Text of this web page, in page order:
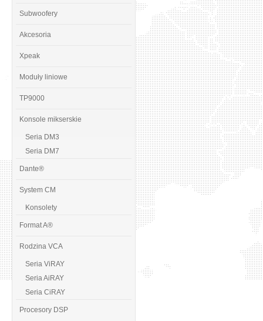
Subwoofery
Akcesoria
Xpeak
Moduły liniowe
TP9000
Konsole mikserskie
Seria DM3
Seria DM7
Dante®
System CM
Konsolety
Format A®
Rodzina VCA
Seria ViRAY
Seria AiRAY
Seria CiRAY
Procesory DSP